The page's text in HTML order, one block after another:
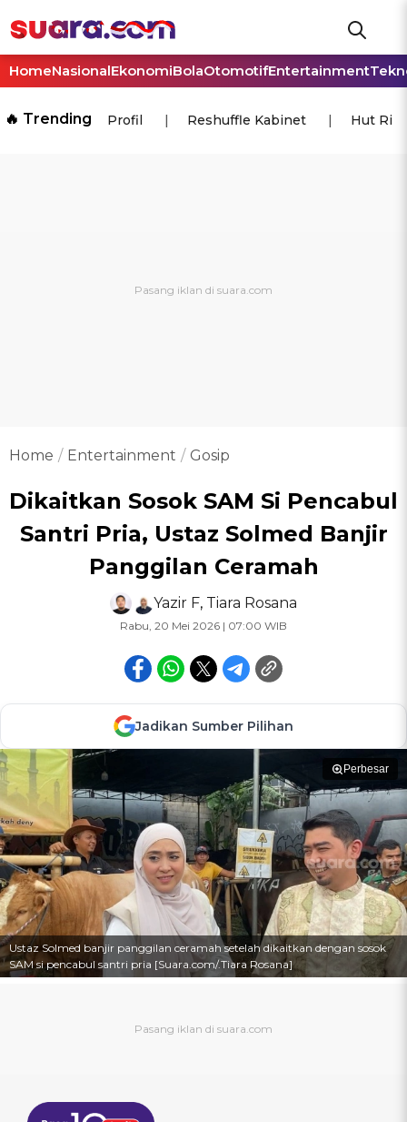
HomeNasionalEkonomiBolaOtomotifEntertainment
🔥 Trending Profil Reshuffle Kabinet Hut Ri
Home Entertainment Gosip
Dikaitkan Sosok SAM Si Pencabul
Santri Pria, Ustaz Solmed Banjir
Panggilan Ceramah
Yazir F, Tiara Rosana
Rabu, 20 Mei 2026 | 07:00 WIB
Jadikan Sumber Pilihan
Perbesar
Ustaz Solmed banjir panggilan ceramah setelah dikaitkan dengan sosok
SAM si pencabul santri pria [Suara.com/.Tiara Rosana]